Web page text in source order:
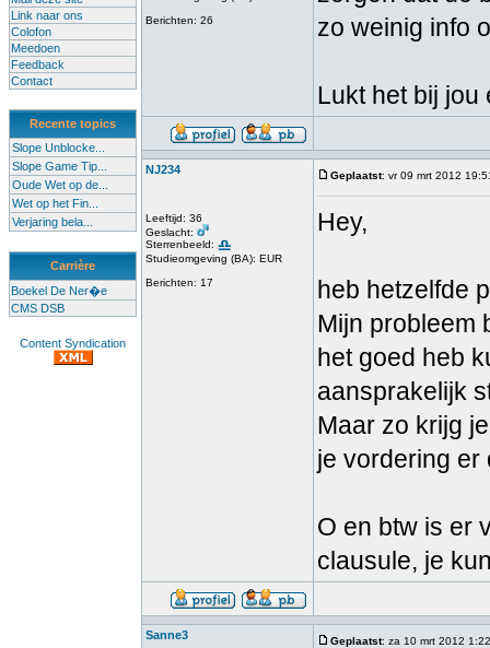
Link naar ons
Colofon
Meedoen
Feedback
Contact
Recente topics
Slope Unblocke...
Slope Game Tip...
Oude Wet op de...
Wet op het Fin...
Verjaring bela...
Carrière
Boekel De Ner�e
CMS DSB
Content Syndication
Berichten: 26
zo weinig info
Lukt het bij jou
NJ234
Leeftijd: 36
Geslacht:
Sterrenbeeld:
Studieomgeving (BA): EUR
Berichten: 17
Geplaatst: vr 09 mrt 2012
Hey,
heb hetzelfde
Mijn probleem
het goed heb
aansprakelijk
Maar zo krijg
je vordering er
O en btw is er
clausule, je
Sanne3 Geplaatst: za 10 mrt 2012 1:22